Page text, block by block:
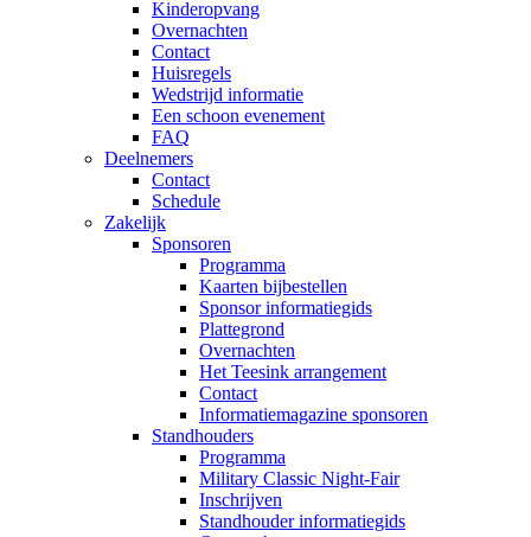
Kinderopvang
Overnachten
Contact
Huisregels
Wedstrijd informatie
Een schoon evenement
FAQ
Deelnemers
Contact
Schedule
Zakelijk
Sponsoren
Programma
Kaarten bijbestellen
Sponsor informatiegids
Plattegrond
Overnachten
Het Teesink arrangement
Contact
Informatiemagazine sponsoren
Standhouders
Programma
Military Classic Night-Fair
Inschrijven
Standhouder informatiegids